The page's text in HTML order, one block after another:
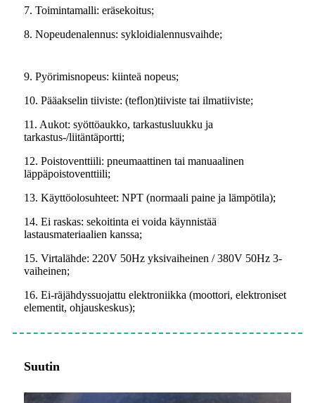
7. Toimintamalli: eräsekoitus;
8. Nopeudenalennus: sykloidialennusvaihde;
9. Pyörimisnopeus: kiinteä nopeus;
10. Pääakselin tiiviste: (teflon)tiiviste tai ilmatiiviste;
11. Aukot: syöttöaukko, tarkastusluukku ja
tarkastus-/liitäntäportti;
12. Poistoventtiili: pneumaattinen tai manuaalinen
läppäpoistoventtiili;
13. Käyttöolosuhteet: NPT (normaali paine ja lämpötila);
14. Ei raskas: sekoitinta ei voida käynnistää
lastausmateriaalien kanssa;
15. Virtalähde: 220V 50Hz yksivaiheinen / 380V 50Hz 3-
vaiheinen;
16. Ei-räjähdyssuojattu elektroniikka (moottori, elektroniset
elementit, ohjauskeskus);
Suutin